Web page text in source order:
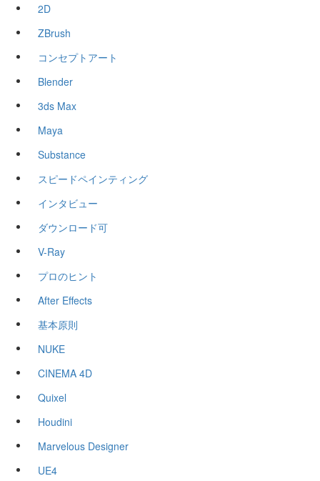
2D
ZBrush
コンセプトアート
Blender
3ds Max
Maya
Substance
スピードペインティング
インタビュー
ダウンロード可
V-Ray
プロのヒント
After Effects
基本原則
NUKE
CINEMA 4D
Quixel
Houdini
Marvelous Designer
UE4